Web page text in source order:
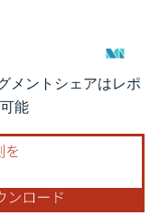
の表示が必要です。
メントシェアはレポ
能